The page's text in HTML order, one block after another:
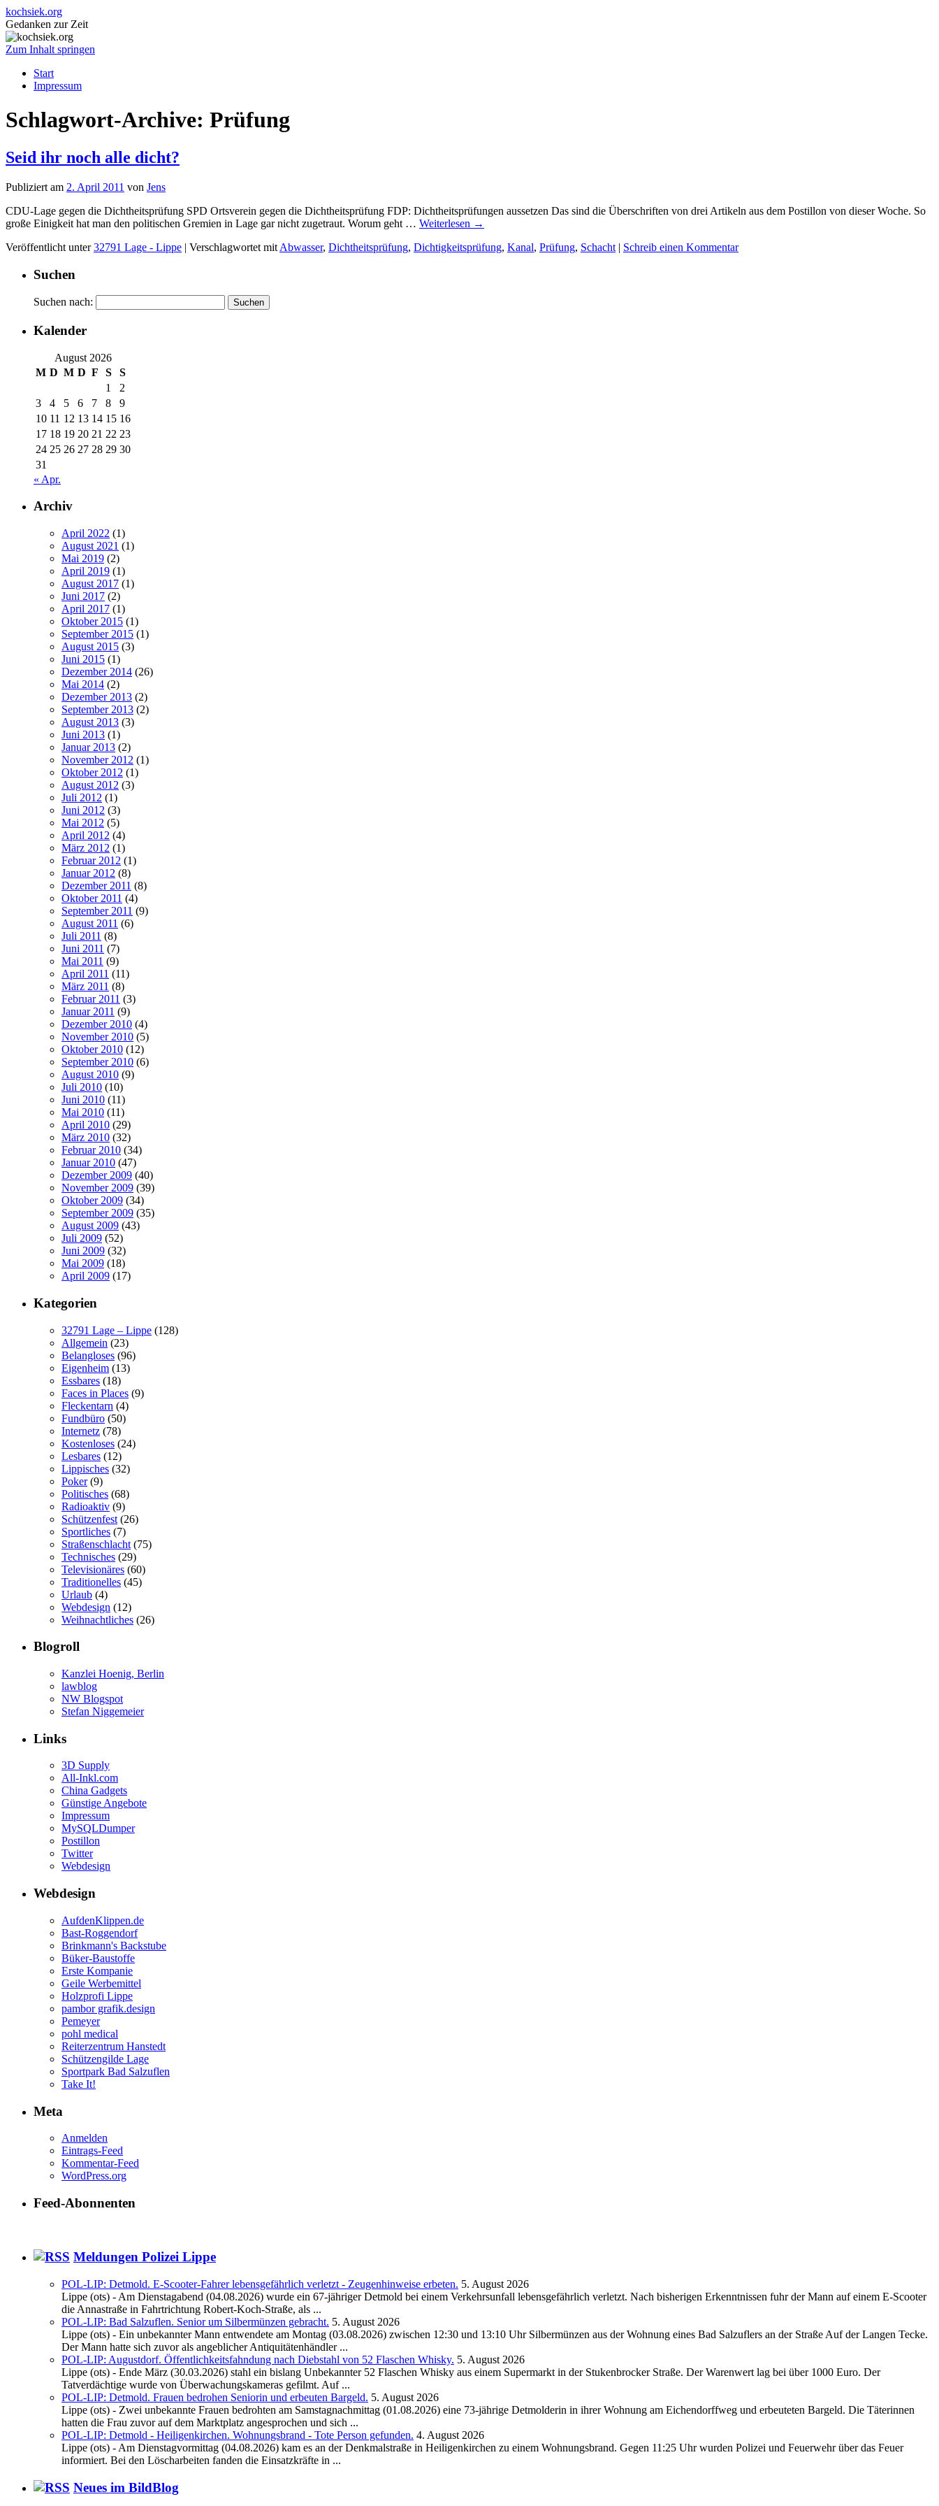
kochsiek.org
Gedanken zur Zeit
Zum Inhalt springen
Start
Impressum
Schlagwort-Archive: Prüfung
Seid ihr noch alle dicht?
Publiziert am 2. April 2011 von Jens
CDU-Lage gegen die Dichtheitsprüfung SPD Ortsverein gegen die Dichtheitsprüfung FDP: Dichtheitsprüfungen aussetzen Das sind die Überschriften von drei Artikeln aus dem Postillon von dieser Woche. So
große Einigkeit hat man den politischen Gremien in Lage gar nicht zugetraut. Worum geht … Weiterlesen →
Veröffentlicht unter 32791 Lage - Lippe | Verschlagwortet mit Abwasser, Dichtheitsprüfung, Dichtigkeitsprüfung, Kanal, Prüfung, Schacht | Schreib einen Kommentar
Suchen
Suchen nach:
Kalender
August 2026
M D M D F S
S
1
2
3
4 5 6 7 8
9
10 11 12 13 14 15 16
17 18 19 20 21 22 23
24 25 26 27 28 29 30
31
« Apr.
Archiv
April 2022 (1)
August 2021 (1)
Mai 2019 (2)
April 2019 (1)
August 2017 (1)
Juni 2017 (2)
April 2017 (1)
Oktober 2015 (1)
September 2015 (1)
August 2015 (3)
Juni 2015 (1)
Dezember 2014 (26)
Mai 2014 (2)
Dezember 2013 (2)
September 2013 (2)
August 2013 (3)
Juni 2013 (1)
Januar 2013 (2)
November 2012 (1)
Oktober 2012 (1)
August 2012 (3)
Juli 2012 (1)
Juni 2012 (3)
Mai 2012 (5)
April 2012 (4)
März 2012 (1)
Februar 2012 (1)
Januar 2012 (8)
Dezember 2011 (8)
Oktober 2011 (4)
September 2011 (9)
August 2011 (6)
Juli 2011 (8)
Juni 2011 (7)
Mai 2011 (9)
April 2011 (11)
März 2011 (8)
Februar 2011 (3)
Januar 2011 (9)
Dezember 2010 (4)
November 2010 (5)
Oktober 2010 (12)
September 2010 (6)
August 2010 (9)
Juli 2010 (10)
Juni 2010 (11)
Mai 2010 (11)
April 2010 (29)
März 2010 (32)
Februar 2010 (34)
Januar 2010 (47)
Dezember 2009 (40)
November 2009 (39)
Oktober 2009 (34)
September 2009 (35)
August 2009 (43)
Juli 2009 (52)
Juni 2009 (32)
Mai 2009 (18)
April 2009 (17)
Kategorien
32791 Lage – Lippe (128)
Allgemein (23)
Belangloses (96)
Eigenheim (13)
Essbares (18)
Faces in Places (9)
Fleckentarn (4)
Fundbüro (50)
Internetz (78)
Kostenloses (24)
Lesbares (12)
Lippisches (32)
Poker(9)
Politisches (68)
Radioaktiv (9)
Schützenfest (26)
Sportliches (7)
Straßenschlacht (75)
Technisches (29)
Televisionäres (60)
Traditionelles (45)
Urlaub (4)
Webdesign (12)
Weihnachtliches (26)
Blogroll
Kanzlei Hoenig, Berlin
lawblog
NW Blogspot
Stefan Niggemeier
Links
3D Supply
All-Inkl.com
China Gadgets
Günstige Angebote
Impressum
MySQLDumper
Postillon
Twitter
Webdesign
Webdesign
AufdenKlippen.de
Bast-Roggendorf
Brinkmann's Backstube
Büker-Baustoffe
Erste Kompanie
Geile Werbemittel
Holzprofi Lippe
pambor grafik.design
Pemeyer
pohl medical
Reiterzentrum Hanstedt
Schützengilde Lage
Sportpark Bad Salzuflen
Take It!
Meta
Anmelden
Eintrags-Feed
Kommentar-Feed
WordPress.org
Feed-Abonnenten
Meldungen Polizei Lippe
POL-LIP: Detmold. E-Scooter-Fahrer lebensgefährlich verletzt - Zeugenhinweise erbeten. 5. August 2026
Lippe (ots) - Am Dienstagabend (04.08.2026) wurde ein 67-jähriger Detmold bei einem Verkehrsunfall lebensgefährlich verletzt. Nach bisherigen Erkenntnissen fuhr der Mann auf einem E-Scooter
die Annastraße in Fahrtrichtung Robert-Koch-Straße, als ...
POL-LIP: Bad Salzuflen. Senior um Silbermünzen gebracht. 5. August 2026
Lippe (ots) - Ein unbekannter Mann entwendete am Montag (03.08.2026) zwischen 12:30 und 13:10 Uhr Silbermünzen aus der Wohnung eines Bad Salzuflers an der Straße Auf der Langen Tecke.
Der Mann hatte sich zuvor als angeblicher Antiquitätenhändler ...
POL-LIP: Augustdorf. Öffentlichkeitsfahndung nach Diebstahl von 52 Flaschen Whisky. 5. August 2026
Lippe (ots) - Ende März (30.03.2026) stahl ein bislang Unbekannter 52 Flaschen Whisky aus einem Supermarkt in der Stukenbrocker Straße. Der Warenwert lag bei über 1000 Euro. Der
Tatverdächtige wurde von Überwachungskameras gefilmt. Auf ...
POL-LIP: Detmold. Frauen bedrohen Seniorin und erbeuten Bargeld. 5. August 2026
Lippe (ots) - Zwei unbekannte Frauen bedrohten am Samstagnachmittag (01.08.2026) eine 73-jährige Detmolderin in ihrer Wohnung am Eichendorffweg und erbeuteten Bargeld. Die Täterinnen
hatten die Frau zuvor auf dem Marktplatz angesprochen und sich ...
POL-LIP: Detmold - Heiligenkirchen. Wohnungsbrand - Tote Person gefunden. 4. August 2026
Lippe (ots) - Am Dienstagvormittag (04.08.2026) kam es an der Denkmalstraße in Heiligenkirchen zu einem Wohnungsbrand. Gegen 11:25 Uhr wurden Polizei und Feuerwehr über das Feuer
informiert. Bei den Löscharbeiten fanden die Einsatzkräfte in ...
Neues im BildBlog